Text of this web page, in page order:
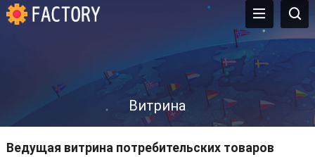
Витрина
Ведущая витрина потребительских товаров